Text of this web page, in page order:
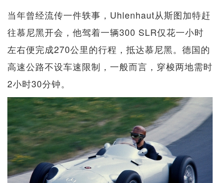
当年曾经流传一件轶事，Uhlenhaut从斯图加特赶
往慕尼黑开会，他驾着一辆300 SLR仅花一小时
左右便完成270公里的行程，抵达慕尼黑。德国的
高速公路不设车速限制，一般而言，穿梭两地需时
2小时30分钟。